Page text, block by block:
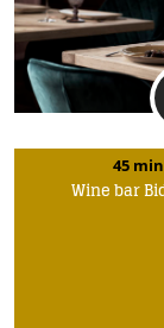
45 min
Wine bar